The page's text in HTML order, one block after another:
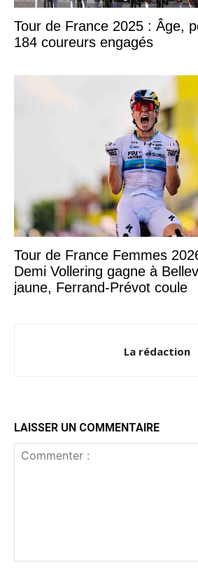
Tour de France 2025 : Âge,
184 coureurs engagés
Tour de France Femmes
Demi Vollering gagne à
jaune, Ferrand-Prévot coule
La rédaction
LAISSER UN COMMENTAIRE